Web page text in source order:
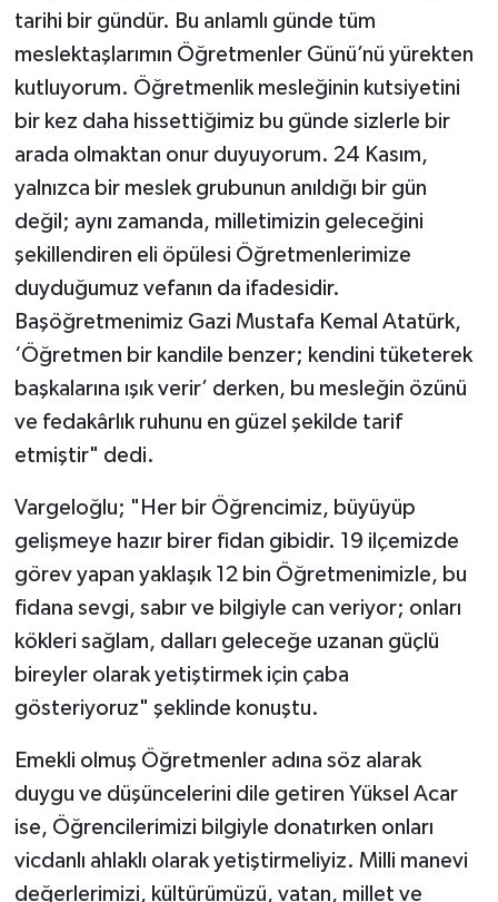
tarihi bir gündür. Bu anlamlı günde tüm
meslektaşlarımın Öğretmenler Günü’nü yürekten
kutluyorum. Öğretmenlik mesleğinin kutsiyetini
bir kez daha hissettiğimiz bu günde sizlerle bir
arada olmaktan onur duyuyorum. 24 Kasım,
yalnızca bir meslek grubunun anıldığı bir gün
değil; aynı zamanda, milletimizin geleceğini
şekillendiren eli öpülesi Öğretmenlerimize
duyduğumuz vefanın da ifadesidir.
Başöğretmenimiz Gazi Mustafa Kemal Atatürk,
‘Öğretmen bir kandile benzer; kendini tüketerek
başkalarına ışık verir’ derken, bu mesleğin özünü
ve fedakârlık ruhunu en güzel şekilde tarif
etmiştir" dedi.
Vargeloğlu; "Her bir Öğrencimiz, büyüyüp
gelişmeye hazır birer fidan gibidir. 19 ilçemizde
görev yapan yaklaşık 12 bin Öğretmenimizle, bu
fidana sevgi, sabır ve bilgiyle can veriyor; onları
kökleri sağlam, dalları geleceğe uzanan güçlü
bireyler olarak yetiştirmek için çaba
gösteriyoruz" şeklinde konuştu.
Emekli olmuş Öğretmenler adına söz alarak
duygu ve düşüncelerini dile getiren Yüksel Acar
ise, Öğrencilerimizi bilgiyle donatırken onları
vicdanlı ahlaklı olarak yetiştirmeliyiz. Milli manevi
değerlerimizi, kültürümüzü, vatan, millet ve